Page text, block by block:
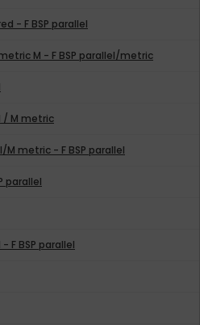
- F BSP parallel
M - F BSP parallel/metric
/ M metric
M metric - F BSP parallel
parallel
- F BSP parallel